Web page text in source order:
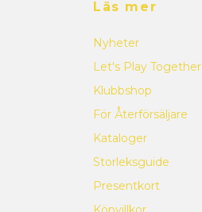
Läs mer
Nyheter
Let's Play Together
Klubbshop
För Återförsäljare
Kataloger
Storleksguide
Presentkort